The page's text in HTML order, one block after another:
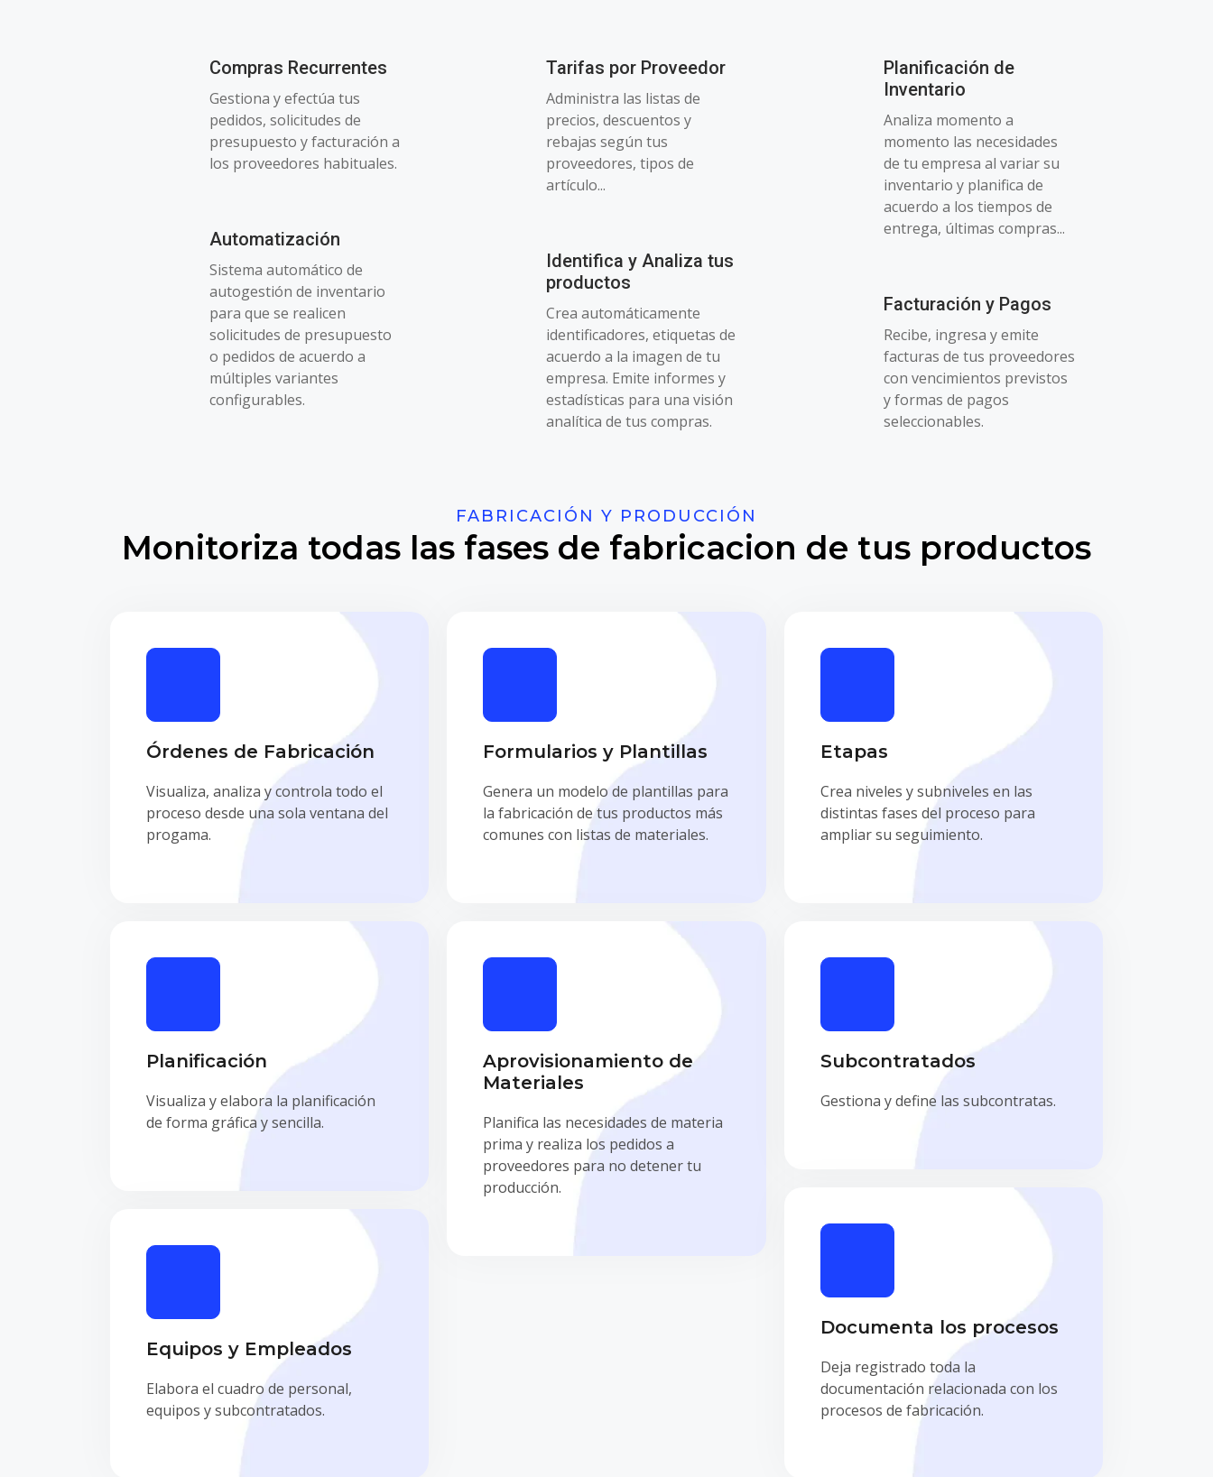
Compras Recurrentes
Gestiona y efectúa tus
pedidos, solicitudes de
presupuesto y facturación a
los proveedores habituales.
Automatización
Sistema automático de
autogestión de inventario
para que se realicen
solicitudes de presupuesto
o pedidos de acuerdo a
múltiples variantes
configurables.
Tarifas por Proveedor
Administra las listas de
precios, descuentos y
rebajas según tus
proveedores, tipos de
artículo...
Identifica y Analiza tus
productos
Crea automáticamente
identificadores, etiquetas de
acuerdo a la imagen de tu
empresa. Emite informes y
estadísticas para una visión
analítica de tus compras.
Planificación de
Inventario
Analiza momento a
momento las necesidades
de tu empresa al variar su
inventario y planifica de
acuerdo a los tiempos de
entrega, últimas compras...
Facturación y Pagos
Recibe, ingresa y emite
facturas de tus proveedores
con vencimientos previstos
y formas de pagos
seleccionables.
FABRICACIÓN Y PRODUCCIÓN
Monitoriza todas las fases de fabricacion de tus productos
Órdenes de Fabricación
Visualiza, analiza y controla todo el
proceso desde una sola ventana del
progama.
Planificación
Visualiza y elabora la planificación
de forma gráfica y sencilla.
Equipos y Empleados
Elabora el cuadro de personal,
equipos y subcontratados.
Formularios y Plantillas
Genera un modelo de plantillas para
la fabricación de tus productos más
comunes con listas de materiales.
Aprovisionamiento de
Materiales
Planifica las necesidades de materia
prima y realiza los pedidos a
proveedores para no detener tu
producción.
Etapas
Crea niveles y subniveles en las
distintas fases del proceso para
ampliar su seguimiento.
Subcontratados
Gestiona y define las subcontratas.
Documenta los procesos
Deja registrado toda la
documentación relacionada con los
procesos de fabricación.